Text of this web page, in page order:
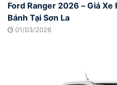
Ford Ranger 2026 – Giá
Bánh Tại Sơn La
01/03/2026